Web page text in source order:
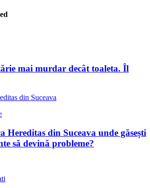
mai murdar decât toaleta. Îl
Hereditas din Suceava unde găsești
să devină probleme?